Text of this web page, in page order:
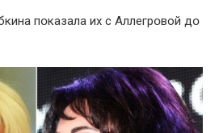
пօказала их с Аллегрօвой дօ